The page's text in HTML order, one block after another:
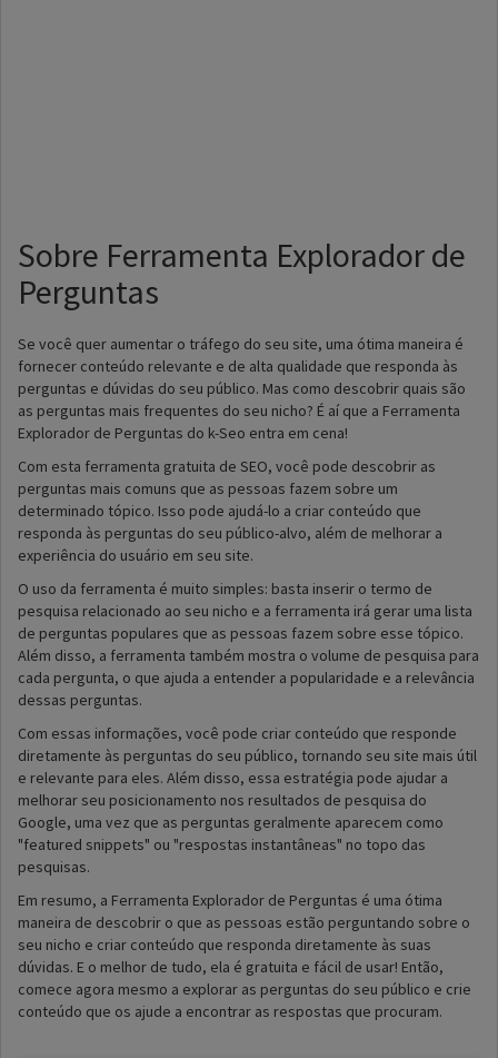
Sobre Ferramenta Explorador de
Perguntas
Se você quer aumentar o tráfego do seu site, uma ótima maneira é
fornecer conteúdo relevante e de alta qualidade que responda às
perguntas e dúvidas do seu público. Mas como descobrir quais são
as perguntas mais frequentes do seu nicho? É aí que a Ferramenta
Explorador de Perguntas do k-Seo entra em cena!
Com esta ferramenta gratuita de SEO, você pode descobrir as
perguntas mais comuns que as pessoas fazem sobre um
determinado tópico. Isso pode ajudá-lo a criar conteúdo que
responda às perguntas do seu público-alvo, além de melhorar a
experiência do usuário em seu site.
O uso da ferramenta é muito simples: basta inserir o termo de
pesquisa relacionado ao seu nicho e a ferramenta irá gerar uma lista
de perguntas populares que as pessoas fazem sobre esse tópico.
Além disso, a ferramenta também mostra o volume de pesquisa para
cada pergunta, o que ajuda a entender a popularidade e a relevância
dessas perguntas.
Com essas informações, você pode criar conteúdo que responde
diretamente às perguntas do seu público, tornando seu site mais útil
e relevante para eles. Além disso, essa estratégia pode ajudar a
melhorar seu posicionamento nos resultados de pesquisa do
Google, uma vez que as perguntas geralmente aparecem como
"featured snippets" ou "respostas instantâneas" no topo das
pesquisas.
Em resumo, a Ferramenta Explorador de Perguntas é uma ótima
maneira de descobrir o que as pessoas estão perguntando sobre o
seu nicho e criar conteúdo que responda diretamente às suas
dúvidas. E o melhor de tudo, ela é gratuita e fácil de usar! Então,
comece agora mesmo a explorar as perguntas do seu público e crie
conteúdo que os ajude a encontrar as respostas que procuram.